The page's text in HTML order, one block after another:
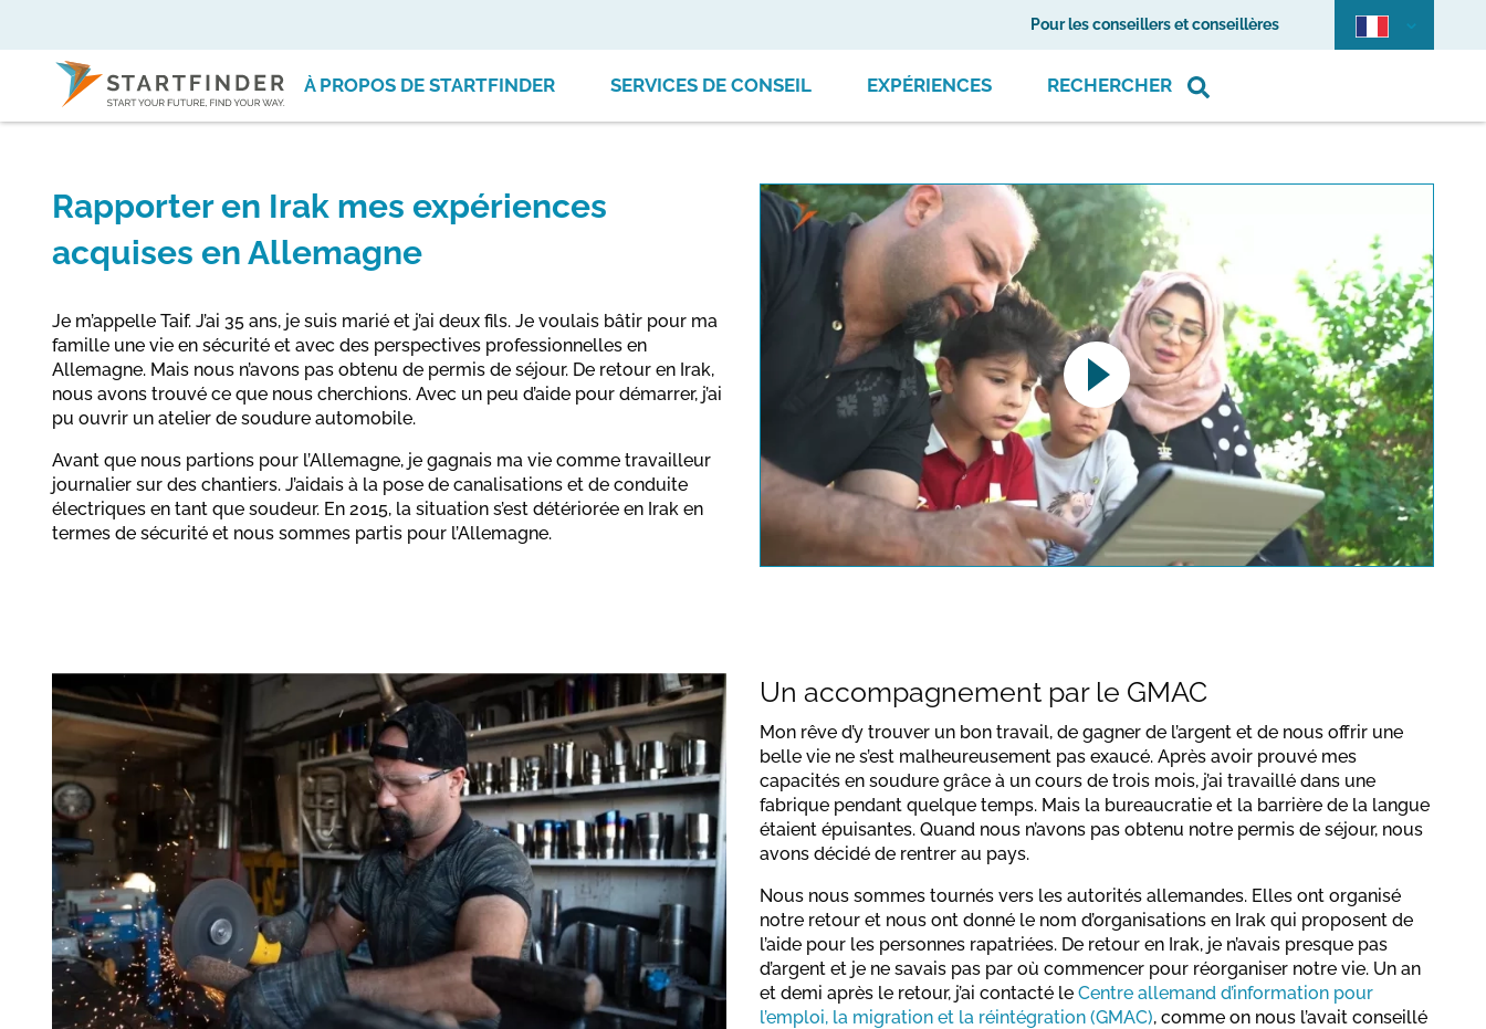
Pour les conseillers et conseillères
À PROPOS DE STARTFINDER SERVICES DE CONSEIL EXPÉRIENCES RECHERCHER
This link opens a YouTube video. Please
note the data protection regulations valid
for this site.
Rapporter en Irak mes expériences
acquises en Allemagne
Je m’appelle Taif. J’ai 35 ans, je suis marié et j’ai deux fils. Je voulais bâtir pour ma
famille une vie en sécurité et avec des perspectives professionnelles en
Allemagne. Mais nous n’avons pas obtenu de permis de séjour. De retour en Irak,
nous avons trouvé ce que nous cherchions. Avec un peu d’aide pour démarrer, j’ai
pu ouvrir un atelier de soudure automobile.
Avant que nous partions pour l’Allemagne, je gagnais ma vie comme travailleur
journalier sur des chantiers. J’aidais à la pose de canalisations et de conduite
électriques en tant que soudeur. En 2015, la situation s’est détériorée en Irak en
termes de sécurité et nous sommes partis pour l’Allemagne.
Un accompagnement par le GMAC
Mon rêve d’y trouver un bon travail, de gagner de l’argent et de nous offrir une
belle vie ne s’est malheureusement pas exaucé. Après avoir prouvé mes
capacités en soudure grâce à un cours de trois mois, j’ai travaillé dans une
fabrique pendant quelque temps. Mais la bureaucratie et la barrière de la langue
étaient épuisantes. Quand nous n’avons pas obtenu notre permis de séjour, nous
avons décidé de rentrer au pays.
Nous nous sommes tournés vers les autorités allemandes. Elles ont organisé
notre retour et nous ont donné le nom d’organisations en Irak qui proposent de
l’aide pour les personnes rapatriées. De retour en Irak, je n’avais presque pas
d’argent et je ne savais pas par où commencer pour réorganiser notre vie. Un an
et demi après le retour, j’ai contacté le Centre allemand d’information pour
l’emploi, la migration et la réintégration (GMAC), comme on nous l’avait conseillé